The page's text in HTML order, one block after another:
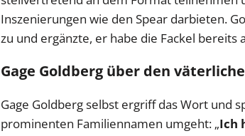
Inszenierungen wie den Spear darbieten.
zu und ergänzte, er habe die Fackel bereits
Gage Goldberg über den
Gage Goldberg selbst ergriff das Wort und
prominenten Familiennamen umgeht: „Ich